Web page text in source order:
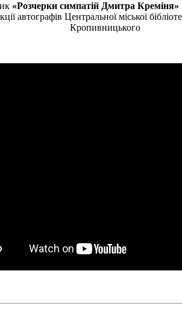
«Розчерки симпатій Дмитра Креміня»
автографів Центральної міської
Кропивницького